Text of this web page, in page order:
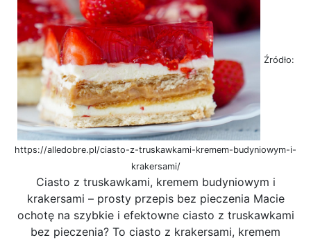
Źródło:
https://alledobre.pl/ciasto-z-truskawkami-kremem-budyniowym-i-
krakersami/
Ciasto z truskawkami, kremem budyniowym i
krakersami – prosty przepis bez pieczenia Macie
ochotę na szybkie i efektowne ciasto z truskawkami
bez pieczenia? To ciasto z krakersami, kremem